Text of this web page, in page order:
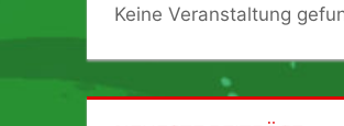
Keine Veranstaltung